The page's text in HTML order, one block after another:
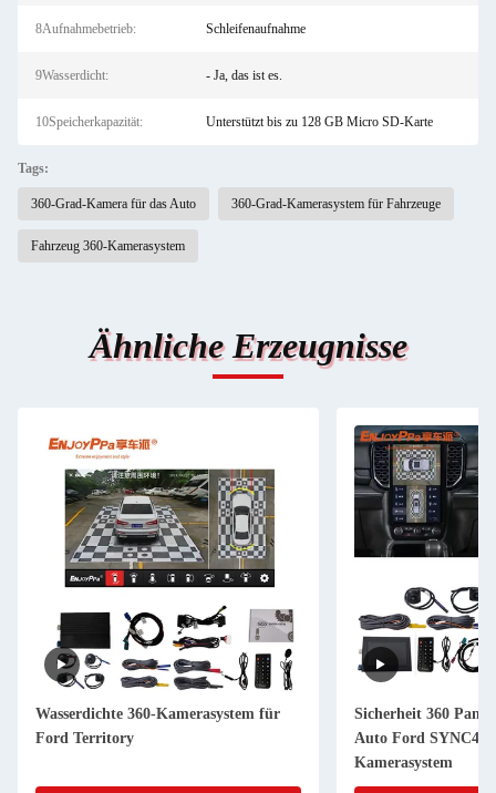
8Aufnahmebetrieb: Schleifenaufnahme
9Wasserdicht: - Ja, das ist es.
10Speicherkapazität: Unterstützt bis zu 128 GB Micro SD-Karte
Tags:
360-Grad-Kamera für das Auto 360-Grad-Kamerasystem für Fahrzeuge
Fahrzeug 360-Kamerasystem
Ähnliche Erzeugnisse
Wasserdichte 360-Kamerasystem für
Ford Territory
Sicherheit 360
Auto Ford SYNC4
Kamerasystem